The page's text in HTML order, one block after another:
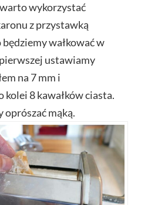
wykorzystać
z przystawką
wałkować w
ustawiamy
na 7 mm i
kolei 8 kawałków ciasta.
oprószać mąką.